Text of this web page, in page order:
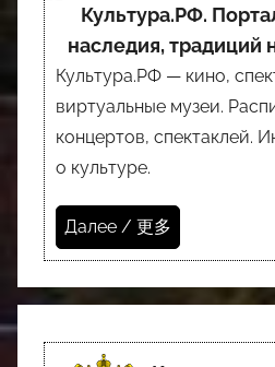
Культура.РФ.
наследия, традиций
Культура.РФ — кино,
виртуальные музеи.
концертов, спектаклей.
о культуре.
Далее / 更多